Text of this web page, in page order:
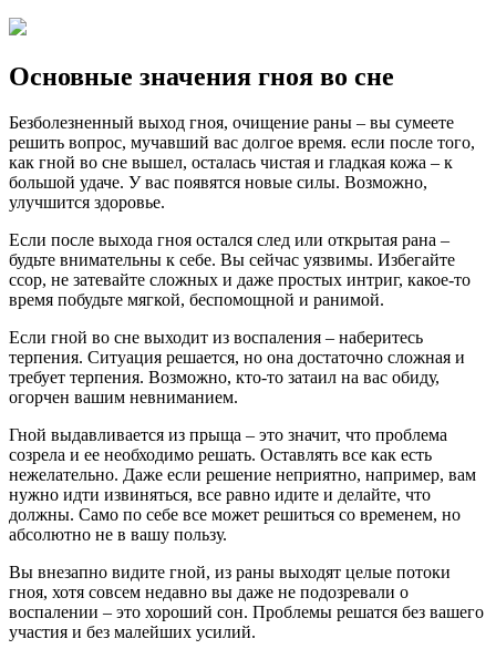
Основные значения гноя во сне
Безболезненный выход гноя, очищение раны – вы сумеете
решить вопрос, мучавший вас долгое время. если после того,
как гной во сне вышел, осталась чистая и гладкая кожа – к
большой удаче. У вас появятся новые силы. Возможно,
улучшится здоровье.
Если после выхода гноя остался след или открытая рана –
будьте внимательны к себе. Вы сейчас уязвимы. Избегайте
ссор, не затевайте сложных и даже простых интриг, какое-то
время побудьте мягкой, беспомощной и ранимой.
Если гной во сне выходит из воспаления – наберитесь
терпения. Ситуация решается, но она достаточно сложная и
требует терпения. Возможно, кто-то затаил на вас обиду,
огорчен вашим невниманием.
Гной выдавливается из прыща – это значит, что проблема
созрела и ее необходимо решать. Оставлять все как есть
нежелательно. Даже если решение неприятно, например, вам
нужно идти извиняться, все равно идите и делайте, что
должны. Само по себе все может решиться со временем, но
абсолютно не в вашу пользу.
Вы внезапно видите гной, из раны выходят целые потоки
гноя, хотя совсем недавно вы даже не подозревали о
воспалении – это хороший сон. Проблемы решатся без вашего
участия и без малейших усилий.